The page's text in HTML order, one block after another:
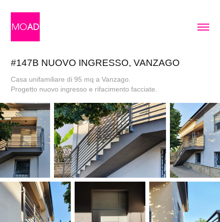
#147B NUOVO INGRESSO, VANZAGO
Casa unifamiliare di 95 mq a Vanzago.
Progetto nuovo ingresso e rifacimento facciate.